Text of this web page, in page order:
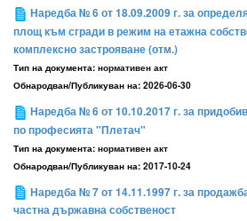
Наредба № 6 от 18.09.2009 г. за
площ към сгради в режим на етажна
комплексно застрояване (отм.)
Тип на документа: нормативен акт
Обнародван/Публикуван на: 2026-06-30
Наредба № 6 от 10.10.2017 г. за
по професията "Плетач"
Тип на документа: нормативен акт
Обнародван/Публикуван на: 2017-10-24
Наредба № 7 от 14.11.1997 г. за
частна държавна собственост